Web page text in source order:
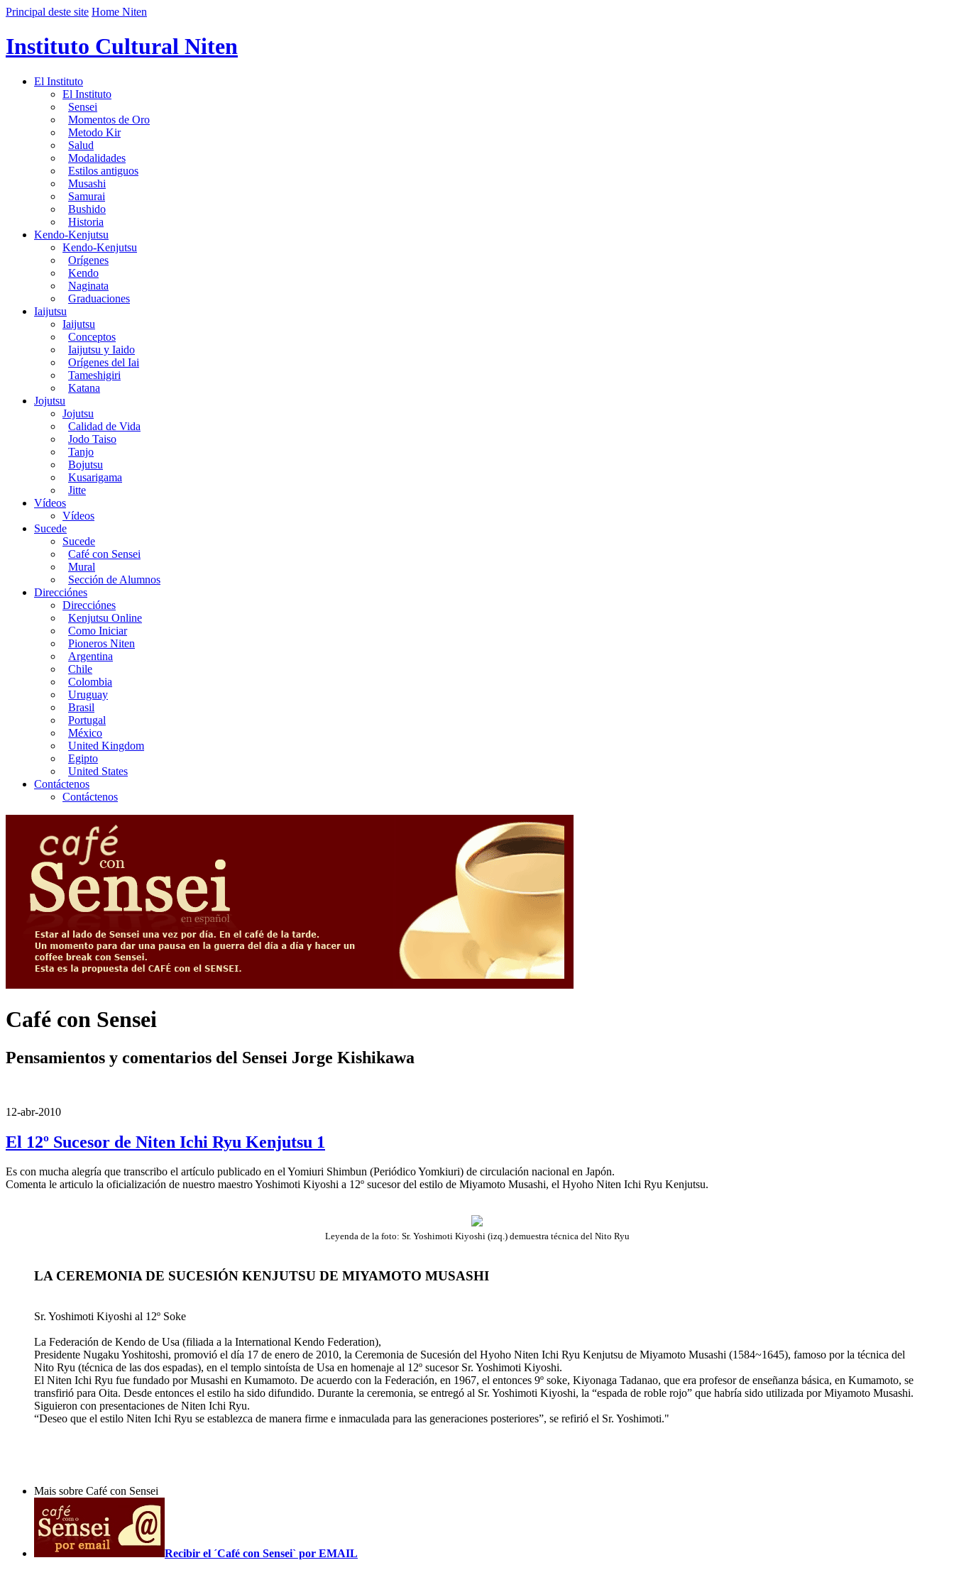
Principal deste site Home Niten
Instituto Cultural Niten
El Instituto
El Instituto
Sensei
Momentos de Oro
Metodo Kir
Salud
Modalidades
Estilos antiguos
Musashi
Samurai
Bushido
Historia
Kendo-Kenjutsu
Kendo-Kenjutsu
Orígenes
Kendo
Naginata
Graduaciones
Iaijutsu
Iaijutsu
Conceptos
Iaijutsu y Iaido
Orígenes del Iai
Tameshigiri
Katana
Jojutsu
Jojutsu
Calidad de Vida
Jodo Taiso
Tanjo
Bojutsu
Kusarigama
Jitte
Vídeos
Vídeos
Sucede
Sucede
Café con Sensei
Mural
Sección de Alumnos
Direcciónes
Direcciónes
Kenjutsu Online
Como Iniciar
Pioneros Niten
Argentina
Chile
Colombia
Uruguay
Brasil
Portugal
México
United Kingdom
Egipto
United States
Contáctenos
Contáctenos
Café con Sensei
Pensamientos y comentarios del Sensei Jorge Kishikawa
12-abr-2010
El 12º Sucesor de Niten Ichi Ryu Kenjutsu 1
Es con mucha alegría que transcribo el artículo publicado en el Yomiuri Shimbun (Periódico Yomkiuri) de circulación nacional en Japón.
Comenta le articulo la oficialización de nuestro maestro Yoshimoti Kiyoshi a 12º sucesor del estilo de Miyamoto Musashi, el Hyoho Niten Ichi Ryu Kenjutsu.
Leyenda de la foto: Sr. Yoshimoti Kiyoshi (izq.) demuestra técnica del Nito Ryu
LA CEREMONIA DE SUCESIÓN KENJUTSU DE MIYAMOTO MUSASHI
Sr. Yoshimoti Kiyoshi al 12º Soke
La Federación de Kendo de Usa (filiada a la International Kendo Federation),
Presidente Nugaku Yoshitoshi, promovió el día 17 de enero de 2010, la Ceremonia de Sucesión del Hyoho Niten Ichi Ryu Kenjutsu de Miyamoto Musashi (1584~1645), famoso por la técnica del
Nito Ryu (técnica de las dos espadas), en el templo sintoísta de Usa en homenaje al 12º sucesor Sr. Yoshimoti Kiyoshi.
El Niten Ichi Ryu fue fundado por Musashi en Kumamoto. De acuerdo con la Federación, en 1967, el entonces 9º soke, Kiyonaga Tadanao, que era profesor de enseñanza básica, en Kumamoto, se
transfirió para Oita. Desde entonces el estilo ha sido difundido. Durante la ceremonia, se entregó al Sr. Yoshimoti Kiyoshi, la “espada de roble rojo” que habría sido utilizada por Miyamoto Musashi.
Siguieron con presentaciones de Niten Ichi Ryu.
“Deseo que el estilo Niten Ichi Ryu se establezca de manera firme e inmaculada para las generaciones posteriores”, se refirió el Sr. Yoshimoti."
Mais sobre Café con Sensei
Recibir el ´Café con Sensei` por EMAIL